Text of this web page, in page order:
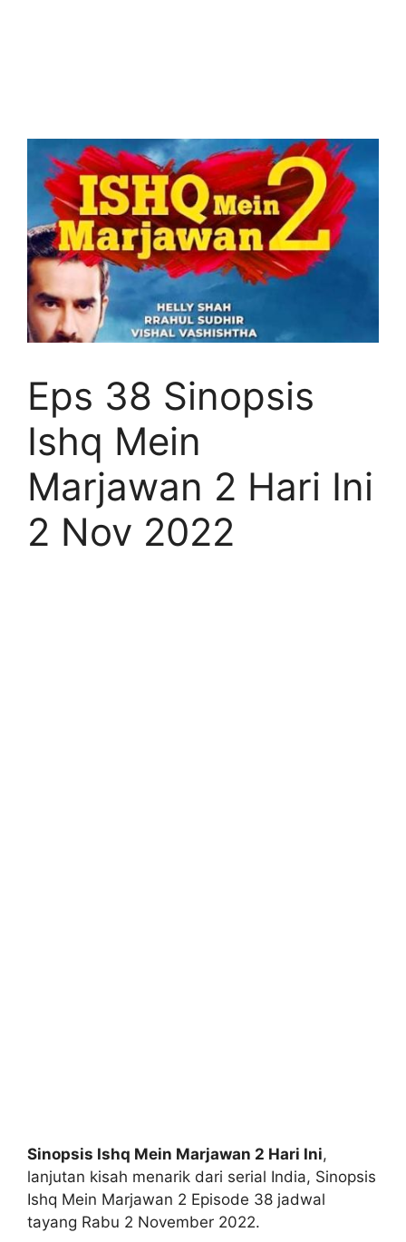
Eps 38 Sinopsis
Ishq Mein
Marjawan 2 Hari Ini
2 Nov 2022
Sinopsis Ishq Mein Marjawan 2 Hari Ini,
lanjutan kisah menarik dari serial India, Sinopsis
Ishq Mein Marjawan 2 Episode 38 jadwal
tayang Rabu 2 November 2022.